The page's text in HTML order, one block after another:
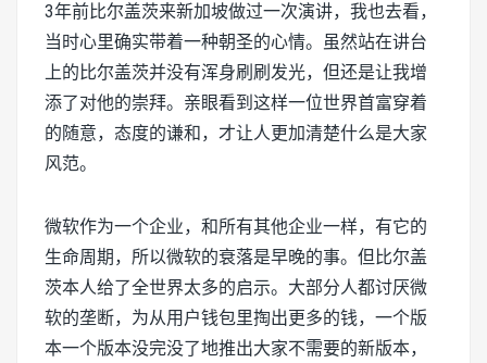
3年前比尔盖茨来新加坡做过一次演讲，我也去看，
当时心里确实带着一种朝圣的心情。虽然站在讲台
上的比尔盖茨并没有浑身刷刷发光，但还是让我增
添了对他的崇拜。亲眼看到这样一位世界首富穿着
的随意，态度的谦和，才让人更加清楚什么是大家
风范。
微软作为一个企业，和所有其他企业一样，有它的
生命周期，所以微软的衰落是早晚的事。但比尔盖
茨本人给了全世界太多的启示。大部分人都讨厌微
软的垄断，为从用户钱包里掏出更多的钱，一个版
本一个版本没完没了地推出大家不需要的新版本，